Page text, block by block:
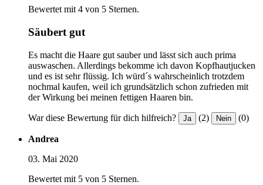
Bewertet mit 4 von 5 Sternen.
Säubert gut
Es macht die Haare gut sauber und lässt sich auch prima
auswaschen. Allerdings bekomme ich davon Kopfhautjucken
und es ist sehr flüssig. Ich würd´s wahrscheinlich trotzdem
nochmal kaufen, weil ich grundsätzlich schon zufrieden mit
der Wirkung bei meinen fettigen Haaren bin.
War diese Bewertung für dich hilfreich? Ja (2) Nein (0)
Andrea
03. Mai 2020
Bewertet mit 5 von 5 Sternen.